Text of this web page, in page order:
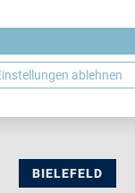
BIELEFELD
ablehnen